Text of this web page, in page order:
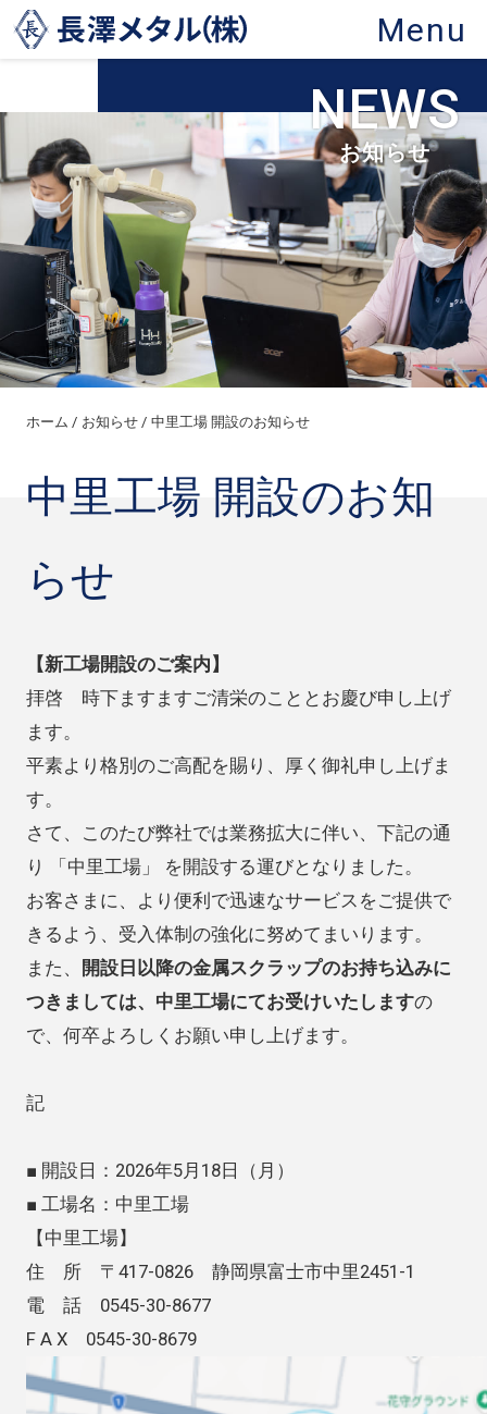
Menu
NEWS
お知らせ
ホーム お知らせ 中里工場 開設のお知らせ
中里工場 開設のお知
らせ
【新工場開設のご案内】
拝啓 時下ますますご清栄のこととお慶び申し上げ
ます。
平素より格別のご高配を賜り、厚く御礼申し上げま
す。
さて、このたび弊社では業務拡大に伴い、下記の通
り 「中里工場」 を開設する運びとなりました。
お客さまに、より便利で迅速なサービスをご提供で
きるよう、受入体制の強化に努めてまいります。
また、
開設日以降の金属スクラップのお持ち込みに
つきましては、中里工場にてお受けいたしますの
で、何卒よろしくお願い申し上げます。
記
■ 開設日：2026年5月18日（月）
■ 工場名：中里工場
【中里工場】
住 所 〒417-0826 静岡県富士市中里2451-1
電 話 0545-30-8677
F A X 0545-30-8679